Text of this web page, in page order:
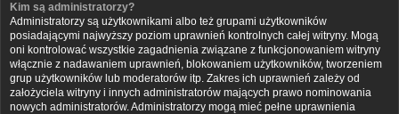
Kim są administratorzy?
Administratorzy są użytkownikami albo też grupami użytkowników
posiadającymi najwyższy poziom uprawnień kontrolnych całej witryny. Mogą
oni kontrolować wszystkie zagadnienia związane z funkcjonowaniem witryny
włącznie z nadawaniem uprawnień, blokowaniem użytkowników, tworzeniem
grup użytkowników lub moderatorów itp. Zakres ich uprawnień zależy od
założyciela witryny i innych administratorów mających prawo nominowania
nowych administratorów. Administratorzy mogą mieć pełne uprawnienia